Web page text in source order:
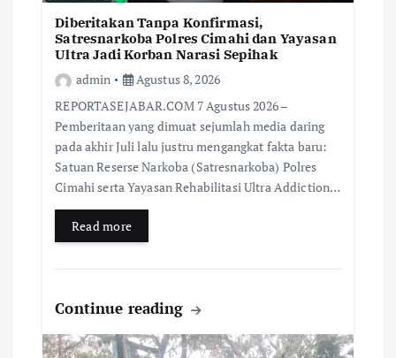
Diberitakan Tanpa Konfirmasi,
Satresnarkoba Polres Cimahi dan Yayasan
Ultra Jadi Korban Narasi Sepihak
admin
Agustus 8, 2026
REPORTASEJABAR.COM 7 Agustus 2026 –
Pemberitaan yang dimuat sejumlah media daring
pada akhir Juli lalu justru mengangkat fakta baru:
Satuan Reserse Narkoba (Satresnarkoba) Polres
Cimahi serta Yayasan Rehabilitasi Ultra Addiction…
Read more
Continue reading